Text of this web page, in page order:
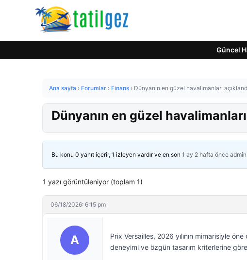
Güncel
Ana sayfa › Forumlar › Finans › Dünyanın en güzel havalimanları
Dünyanın en güzel
Bu konu 0 yanıt içerir, 1 izleyen vardır ve en son 1 ay 2 hafta önce admin
1 yazı görüntüleniyor (toplam 1)
06/18/2026: 6:15 pm
A
Prix Versailles, 2026 yılının mimarisiyle
deneyimi ve özgün tasarım kriterlerine